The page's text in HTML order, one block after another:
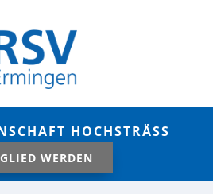
HOCHSTRÄSS
WERDEN